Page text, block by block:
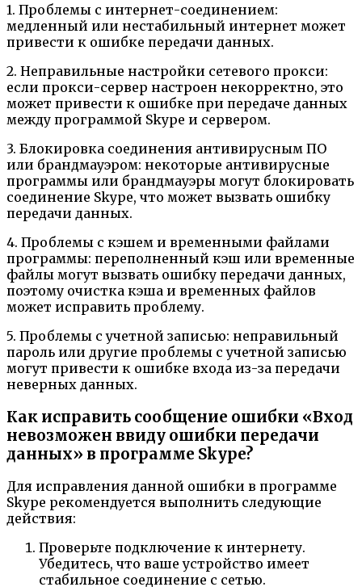
1. Проблемы с интернет-соединением:
медленный или нестабильный интернет может
привести к ошибке передачи данных.
2. Неправильные настройки сетевого прокси:
если прокси-сервер настроен некорректно, это
может привести к ошибке при передаче данных
между программой Skype и сервером.
3. Блокировка соединения антивирусным ПО
или брандмауэром: некоторые антивирусные
программы или брандмауэры могут блокировать
соединение Skype, что может вызвать ошибку
передачи данных.
4. Проблемы с кэшем и временными файлами
программы: переполненный кэш или временные
файлы могут вызвать ошибку передачи данных,
поэтому очистка кэша и временных файлов
может исправить проблему.
5. Проблемы с учетной записью: неправильный
пароль или другие проблемы с учетной записью
могут привести к ошибке входа из-за передачи
неверных данных.
Как исправить сообщение ошибки «Вход
невозможен ввиду ошибки передачи
данных» в программе Skype?
Для исправления данной ошибки в программе
Skype рекомендуется выполнить следующие
действия:
Проверьте подключение к интернету.
Убедитесь, что ваше устройство имеет
стабильное соединение с сетью.